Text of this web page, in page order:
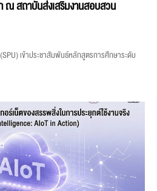
สถาบันส่งเสริมงานสอบสวน
เข้าประชาสัมพันธ์หลักสูตรการศึกษาระดับ